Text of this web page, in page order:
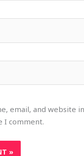
email, and website
I comment.